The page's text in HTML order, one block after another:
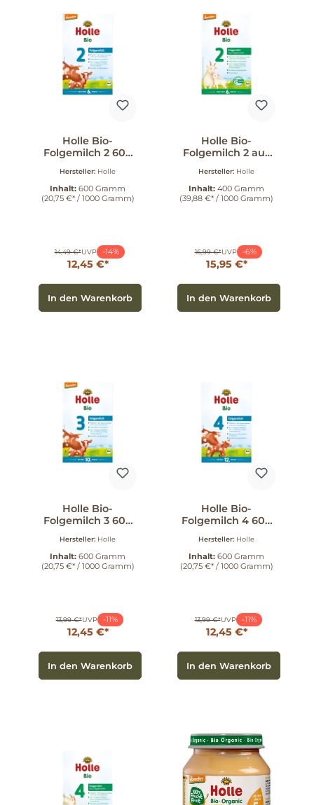
Holle Bio-
Folgemilch 2 600
Hersteller: Holle
Inhalt: 600 Gramm
(20,75 €* / 1000 Gramm)
14,49 €*UVP -14%
12,45 €*
In den Warenkorb
Holle Bio-
Folgemilch 2 aus
g
Hersteller: Holle
Inhalt: 400 Gramm
(39,88 €* / 1000 Gramm)
16,99 €*UVP -6%
15,95 €*
In den Warenkorb
Holle Bio-
Folgemilch 3 600
Hersteller: Holle
Inhalt: 600 Gramm
(20,75 €* / 1000 Gramm)
13,99 €*UVP -11%
12,45 €*
In den Warenkorb
Holle Bio-
Folgemilch 4 600
Hersteller: Holle
Inhalt: 600 Gramm
(20,75 €* / 1000 Gramm)
13,99 €*UVP -11%
12,45 €*
In den Warenkorb